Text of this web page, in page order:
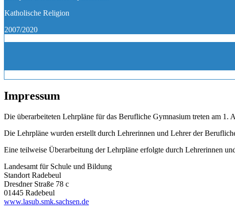
Katholische Religion
2007/2020
Impressum
Die überarbeiteten Lehrpläne für das Berufliche Gymnasium treten am 1.
Die Lehrpläne wurden erstellt durch Lehrerinnen und Lehrer der
Eine teilweise Überarbeitung der Lehrpläne erfolgte durch Lehrerinnen
Landesamt für Schule und Bildung
Standort Radebeul
Dresdner Straße 78 c
01445 Radebeul
www.lasub.smk.sachsen.de